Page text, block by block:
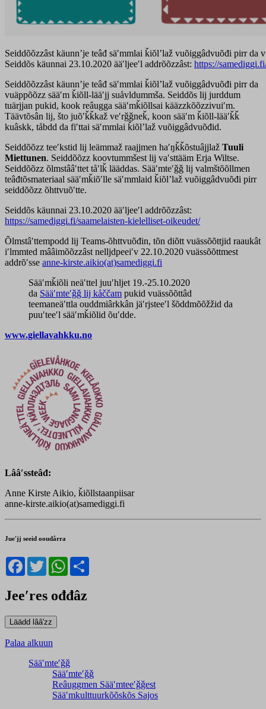
Seiddõõzzâst käunnʼje teâđ säʹmmlai ǩiõlʼlaž vuõiggâdvuõđi pirr da
Seiddõs käunnai 23.10.2020 ääʹljeeʹl addrõõzzâst: https://
Seiddõõzzâst käunnʼje teâđ säʹmmlai ǩiõlʼlaž vuõiggâdvuõđi pirr da
vuäppõõzz sääʹm ǩiõll-lääʹjj suåvldummša. Seiddõs lij jurddum
tuärjjan pukid, kook reâugga sääʹmǩiõllsai kääzzkõõzzivuiʹm.
Täävtõsân lij, što juõʹǩǩkaž veʹrǧǧneǩ, koon sääʹm ǩiõll-lääʹǩǩ
kuâskk, tåbdd da fiʹttai säʹmmlai ǩiõlʼlaž vuõiggâdvuõđid.
Seiddõõzz teeʹkstid lij leämmaž raajjmen haʹŋǩǩõstuâjjlaž Tuuli
Miettunen. Seiddõõzz koovtummšest lij vaʹsttääm Erja Wiltse.
Seiddõõzz õlmstââʹttet tåʹlǩ lääddas. Sääʹmteʹǧǧ lij valmštõõllmen
teâđtõsmateriaal sääʹmǩiõʹlle säʹmmlaid ǩiõlʼlaž vuõiggâdvuõđi pirr
seiddõõzz õhttvuõʹtte.
Seiddõs käunnai 23.10.2020 ääʹljeeʹl addrõõzzâst:
https://samediggi.fi/saamelaisten-kielelliset-oikeudet/
Õlmstâʹttempodd lij Teams-õhttvuõđin, tõn diõtt vuässõõttjid raaukât
iʹlmmted mââimõõzzâst nelljdpeeiʹv 22.10.2020 vuässõõttmest
addrõʹsse anne-kirste.aikio(at)samediggi.fi
Sääʹmǩiõli neäʹttel juuʹhljet 19.-25.10.2020
da Sääʹmteʹǧǧ lij kåččam pukid vuässõõttâd
teemaneäʹttla ouddmiârkkân jäʹrjsteeʹl šõddmõõžžid da
puuʹteeʹl sääʹmǩiõlid õuʹdde.
www.giellavahkku.no
Lââʹssteâđ:
Anne Kirste Aikio, ǩiõllstaanpiisar
anne-kirste.aikio(at)samediggi.fi
Jueʹjj seeid ooudårra
Facebook
TwitterWhatsApp
Jeeʹres ođđâz
Palaa alkuun
Sääʹmteʹǧǧ
Sääʹmteʹǧǧ
Reâuggmen Sääʹmteeʹǧǧest
Sääʹmkulttuurkõõskõs Sajos